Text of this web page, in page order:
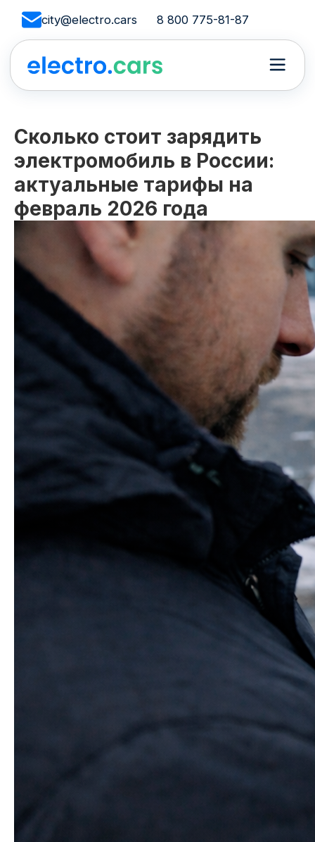
city@electro.cars 8 800 775-81-87
Сколько стоит зарядить
электромобиль в России:
актуальные тарифы на
февраль 2026 года